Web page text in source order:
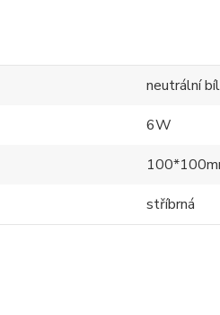
neutrální
6W
stříbrná